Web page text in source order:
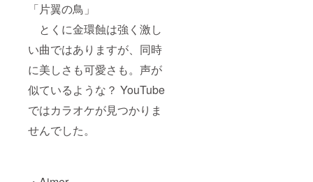
「片翼の鳥」
とくに金環蝕は強く激し
い曲ではありますが、同時
に美しさも可愛さも。声が
似ているような？ YouTube
ではカラオケが見つかりま
せんでした。